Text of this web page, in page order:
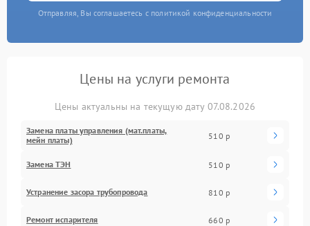
Отправляя, Вы соглашаетесь с политикой конфиденциальности
Цены на услуги ремонта
Цены актуальны на текущую дату 07.08.2026
Замена платы управления (мат.платы,
мейн платы)
510 р
Замена ТЭН 510 р
Устранение засора трубопровода 810 р
Ремонт испарителя 660 р